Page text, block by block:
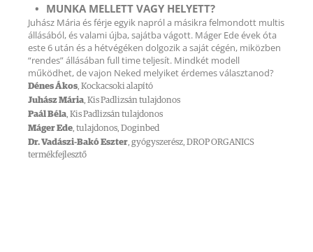
MUNKA MELLETT VAGY HELYETT?
Juhász Mária és férje egyik napról a másikra felmondott multis
állásából, és valami újba, sajátba vágott. Máger Ede évek óta
este 6 után és a hétvégéken dolgozik a saját cégén, miközben
“rendes” állásában full time teljesít. Mindkét modell
működhet, de vajon Neked melyiket érdemes választanod?
Dénes Ákos, Kockacsoki alapító
Juhász Mária, Kis Padlizsán tulajdonos
Paál Béla, Kis Padlizsán tulajdonos
Máger Ede, tulajdonos, Doginbed
Dr. Vadászi-Bakó Eszter, gyógyszerész, DROP ORGANICS
termékfejlesztő